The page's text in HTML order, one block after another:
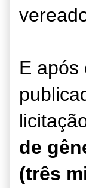
E após
de
(três